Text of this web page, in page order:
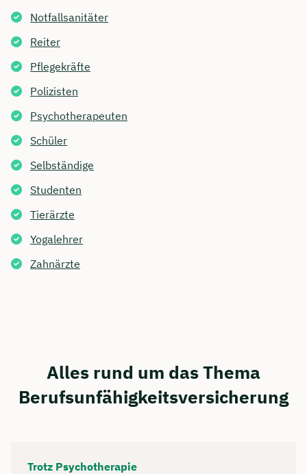
Notfallsanitäter
Reiter
Pflegekräfte
Polizisten
Psychotherapeuten
Schüler
Selbständige
Studenten
Tierärzte
Yogalehrer
Zahnärzte
Alles rund um das Thema
Berufsunfähigkeitsversicherung
Trotz Psychotherapie